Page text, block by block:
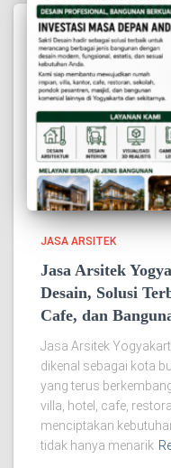
JASA ARSITEK
Jasa Arsitek
Desain, Solusi
Cafe, dan
Jasa Arsitek
dikenal sebagai kota
yang terus
villa, hotel, cafe,
menciptakan
tidak hanya menarik